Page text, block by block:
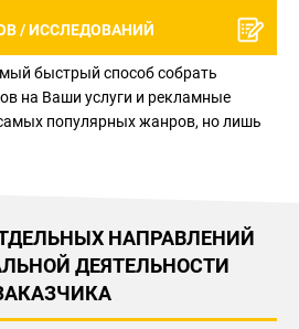
/ ИССЛЕДОВАНИЙ
быстрый способ собрать
на Ваши услуги и рекламные
популярных жанров, но лишь
НАПРАВЛЕНИЙ
ДЕЯТЕЛЬНОСТИ